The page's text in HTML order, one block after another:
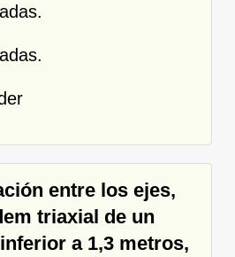
entre los ejes,
triaxial de un
a 1,3 metros,